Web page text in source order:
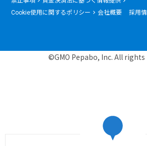
Cookie使用に関するポリシー
会社概要 採用
©GMO Pepabo, Inc. All rights